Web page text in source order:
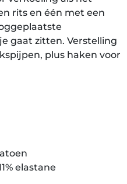
rits en één met een
gaat zitten. Verstelling
plus haken voor
elastane